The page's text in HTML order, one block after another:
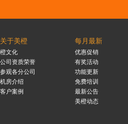
关于美橙
橙文化
公司资质荣誉
参观各分公司
机房介绍
客户案例
每月最新
优惠促销
有奖活动
功能更新
免费培训
最新公告
美橙动态